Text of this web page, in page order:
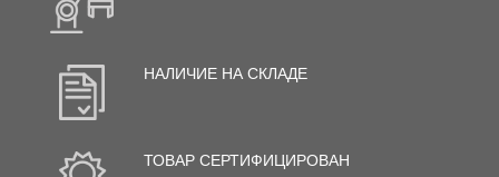
НАЛИЧИЕ НА СКЛАДЕ
ТОВАР СЕРТИФИЦИРОВАН